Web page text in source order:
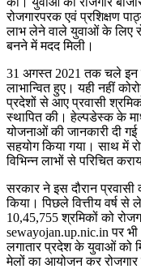
रोजगारपरक एवं प्रशिक्षण
लाभ लेने वाले युवाओं के लिए
बनने में मदद मिली।
31 अगस्त 2021 तक चले इन
लाभान्वित हुए। यही नहीं
प्रदेशों से आए प्रवासी
स्थापित की। हेल्‍पडेस्‍क के
योजनाओं की जानकारी दी
सहयोग किया गया। साथ में
विभिन्न लाभों से परिचित
सरकार ने इस दौरान प्रवासी
किया। पिछले वित्तीय वर्ष से
10,45,755 श्रमिकों को
sewayojan.up.nic.in पर
लगातार प्रदेश के युवाओं को
मेलों का आयोजन कर